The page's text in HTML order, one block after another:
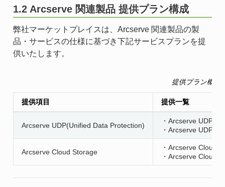
1.2 Arcserve 関連製品 提供プラン構成
弊社マーケットプレイスは、Arcserve 関連製品の製
品・サービスの仕様に基づき下記サービスプランを提
供いたします。
提供プラン概要
提供項目 提供一覧
Arcserve UDP(Unified Data Protection)
・Arcserve UDP
・Arcserve UDP
Arcserve Cloud Storage
・Arcserve Cloud
・Arcserve Cloud